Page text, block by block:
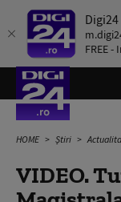
Digi24
FREE -
HOME Știri
VIDEO.